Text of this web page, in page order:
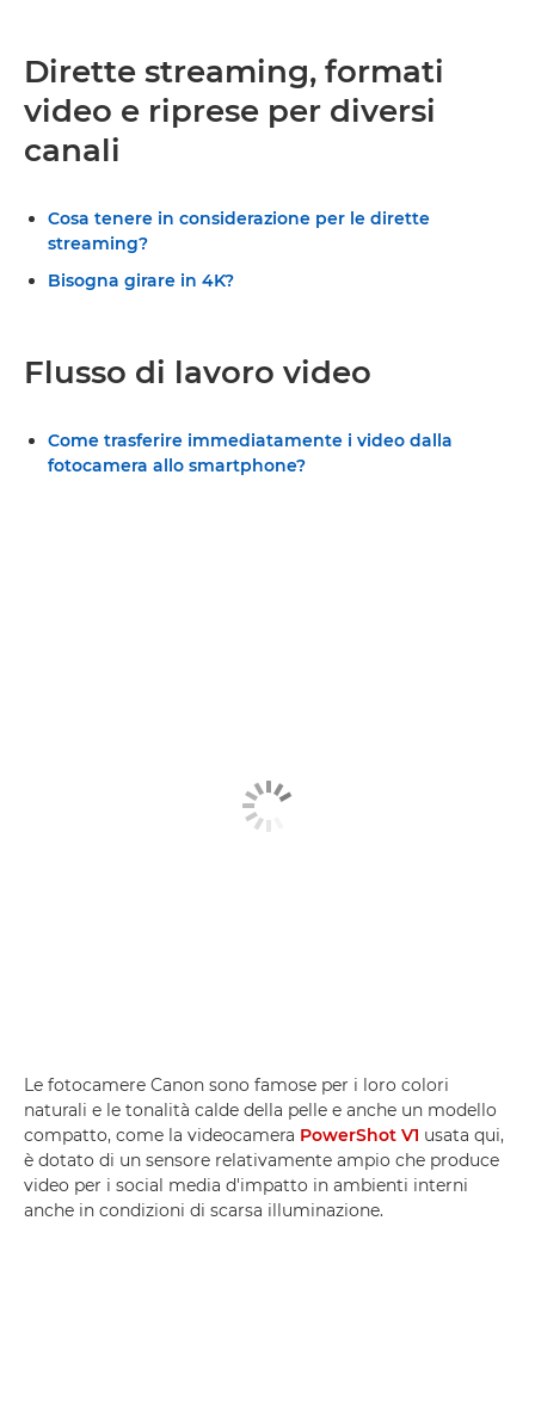
Dirette streaming, formati
video e riprese per diversi
canali
Cosa tenere in considerazione per le dirette
streaming?
Bisogna girare in 4K?
Flusso di lavoro video
Come trasferire immediatamente i video dalla
fotocamera allo smartphone?
Le fotocamere Canon sono famose per i loro colori
naturali e le tonalità calde della pelle e anche un modello
compatto, come la videocamera PowerShot V1 usata qui,
è dotato di un sensore relativamente ampio che produce
video per i social media d'impatto in ambienti interni
anche in condizioni di scarsa illuminazione.